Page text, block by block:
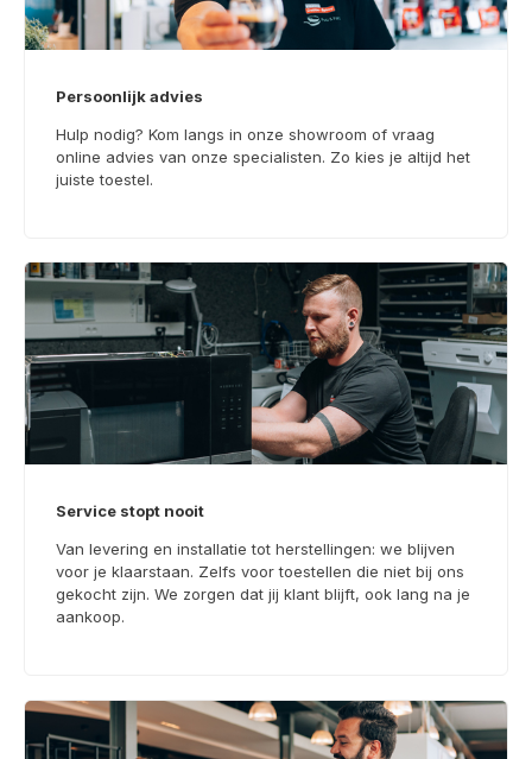
Persoonlijk advies
Hulp nodig? Kom langs in onze showroom of vraag
online advies van onze specialisten. Zo kies je altijd het
juiste toestel.
Service stopt nooit
Van levering en installatie tot herstellingen: we blijven
voor je klaarstaan. Zelfs voor toestellen die niet bij ons
gekocht zijn. We zorgen dat jij klant blijft, ook lang na je
aankoop.